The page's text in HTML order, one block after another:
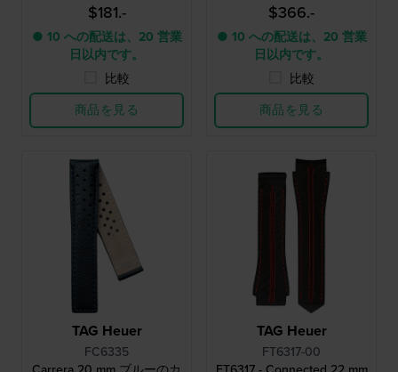
$181.-
● 10 への配送は、20 営業
日以内です。
比較
商品を見る
$366.-
● 10 への配送は、20 営業
日以内です。
比較
商品を見る
TAG Heuer
FC6335
TAG Heuer
FT6317-00